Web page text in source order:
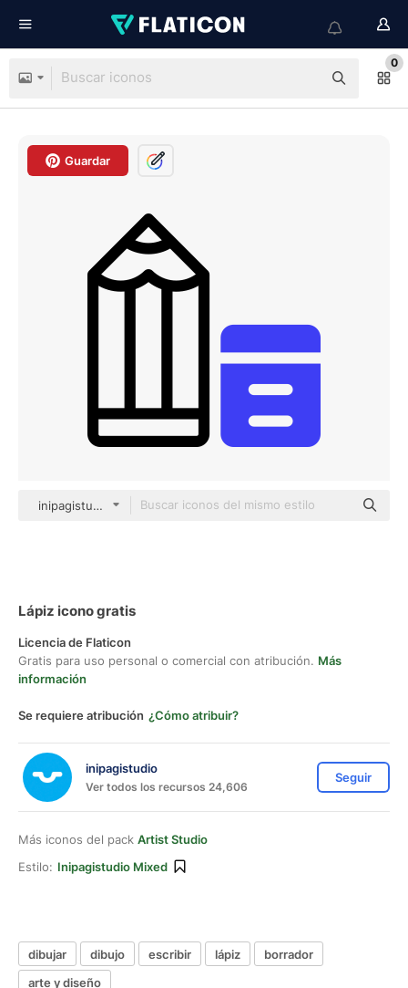
0
Guardar
inipagistudio Mixed
Lápiz icono gratis
Licencia de Flaticon
Gratis para uso personal o comercial con atribución. Más
información
Se requiere atribución ¿Cómo atribuir?
inipagistudio
Ver todos los recursos 24,606
Seguir
Más iconos del pack Artist Studio
Estilo: Inipagistudio Mixed
dibujar dibujo escribir lápiz
borrador
arte y diseño